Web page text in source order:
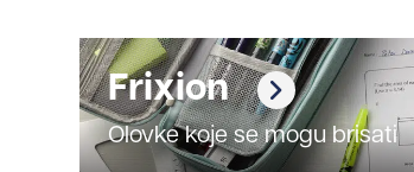
Frixion
Olovke koje se mogu brisati